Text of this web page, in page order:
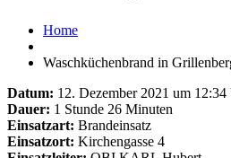
Home
Waschküchenbrand in
Datum: 12. Dezember 2021 um 12:34
Dauer: 1 Stunde 26 Minuten
Einsatzart: Brandeinsatz
Einsatzort: Kirchengasse 4